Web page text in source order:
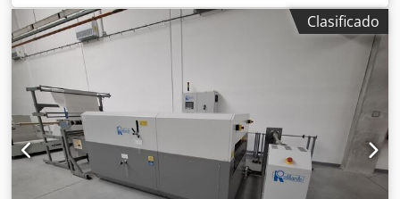
transportadora. Este dispositivo se utiliza en la industria
textil, calzado, cuero y en la producción de materiales
laminados. La máquina permite la unión permanente de
entretelas, capas adhesivas y otros materiales de refuerzo
a tejidos y cueros. Gracias al ajuste de la temperatura, la
presión y la velocidad de la banda, permite una
adaptación precisa de los parámetros de funcionamiento
al material que se va a procesar. Datos técnicos
Fabricante: Freeman Modelo: FUSING 48M Número de
serie: 9315 Alimentación: 220 V 1 fase (1PH) Ajuste de
Clasificado